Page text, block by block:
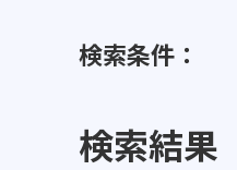
検索条件：
検索結果